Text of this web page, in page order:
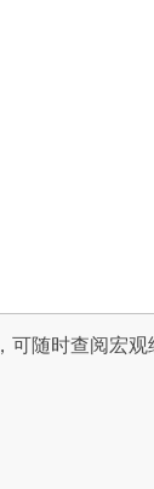
，可随时查阅宏